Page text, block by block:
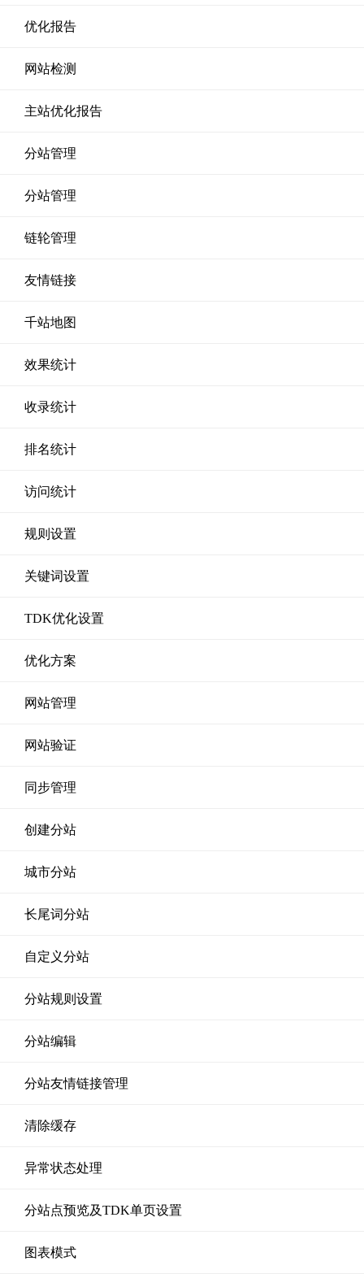
优化报告
网站检测
主站优化报告
分站管理
分站管理
链轮管理
友情链接
千站地图
效果统计
收录统计
排名统计
访问统计
规则设置
关键词设置
TDK优化设置
优化方案
网站管理
网站验证
同步管理
创建分站
城市分站
长尾词分站
自定义分站
分站规则设置
分站编辑
分站友情链接管理
清除缓存
异常状态处理
分站点预览及TDK单页设置
图表模式